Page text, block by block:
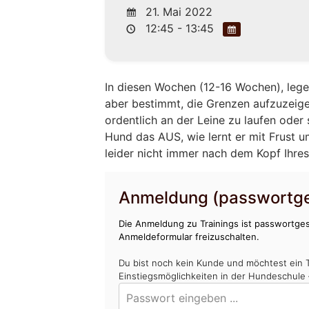
21. Mai 2022
12:45 - 13:45
In diesen Wochen (12-16 Wochen),
aber bestimmt, die Grenzen
ordentlich an der Leine zu laufen oder
Hund das AUS, wie lernt er mit Frust
leider nicht immer nach dem Kopf
Anmeldung
Die Anmeldung zu Trainings ist
Anmeldeformular freizuschalten.
Du bist noch kein Kunde und möchtest ein
Einstiegsmöglichkeiten in der